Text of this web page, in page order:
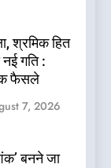
श्रमिक हित
गति :
फैसले
7, 2026
बनने जा